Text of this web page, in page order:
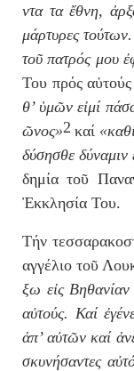
ντα ταἔ­θνη,
μάρ­τυ­ρες
τοῦ πα­τρός μου
Του πρός αὐ­τούς
θ’ ὑ­μῶν εἰ­μί
ῶ­νος»2 καί
δύ­ση­σθεδύ­να­μιν
δη­μί­ατοῦ
Ἐκ­κλη­σί­α Του.
Τήν
αγ­γέ­λιο τοῦ
ξω εἰς Βη­θα­νί­αν
αὐ­τούς. Καί
ἀπ’ αὐ­τῶν καί
σκυ­νή­σα­ντες